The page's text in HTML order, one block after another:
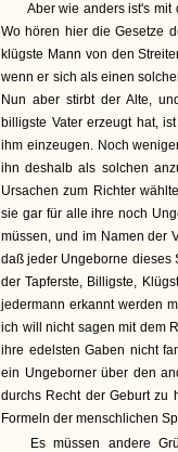
Aber wie anders ist's mit
Wo hören hier die Gesetze
klügste Mann von den
wenn er sich als einen
Nun aber stirbt der Alte,
billigste Vater erzeugt hat,
ihm einzeugen. Noch
ihn deshalb als solchen
Ursachen zum Richter
sie gar für alle ihre noch
müssen, und im Namen der
daß jeder Ungeborne dieses
der Tapferste, Billigste,
jedermann erkannt werden
ich will nicht sagen mit dem
ihre edelsten Gaben nicht
ein Ungeborner über den
durchs Recht der Geburt zu
Formeln der menschlichen
Es müssen andere